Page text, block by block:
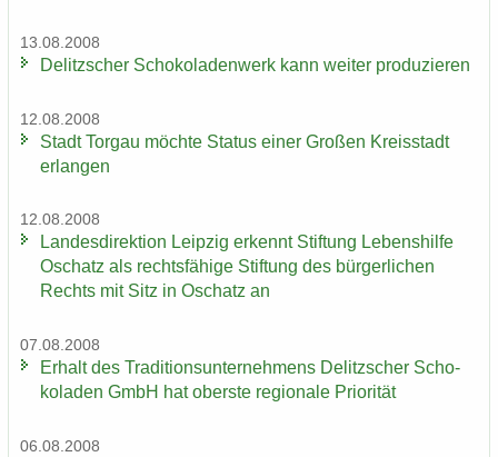
13.08.2008
De­litz­scher Scho­ko­la­den­werk kann wei­ter pro­du­zie­ren
12.08.2008
Stadt Tor­gau möch­te Sta­tus einer Gro­ßen Kreis­stadt
er­lan­gen
12.08.2008
Lan­des­di­rek­ti­on Leip­zig er­kennt Stif­tung Le­bens­hil­fe
Oschatz als rechts­fä­hi­ge Stif­tung des bür­ger­li­chen
Rechts mit Sitz in Oschatz an
07.08.2008
Er­halt des Tra­di­ti­ons­un­ter­neh­mens De­litz­scher Scho­
ko­la­den GmbH hat obers­te re­gio­na­le Prio­ri­tät
06.08.2008